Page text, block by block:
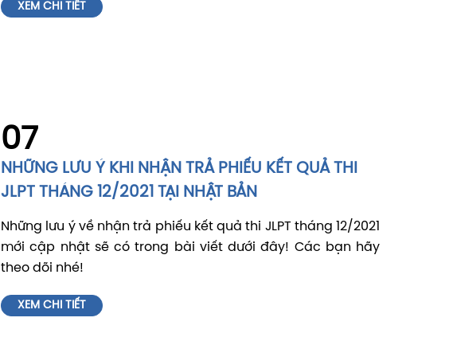
XEM CHI TIẾT
07
NHỮNG LƯU Ý KHI NHẬN TRẢ PHIẾU KẾT QUẢ THI
JLPT THÁNG 12/2021 TẠI NHẬT BẢN
Những lưu ý về nhận trả phiếu kết quả thi JLPT tháng 12/2021
mới cập nhật sẽ có trong bài viết dưới đây! Các bạn hãy
theo dõi nhé!
XEM CHI TIẾT